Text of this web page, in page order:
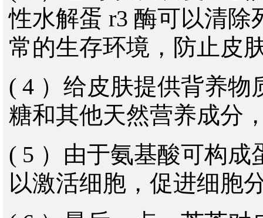
性水解蛋 r3 酶可以清
常的生存环境，防止皮
( 4 ）给皮肤提供背养
糖和其他天然营养成分
( 5 ）由于氨基酸可构
以激活细胞，促进细胞